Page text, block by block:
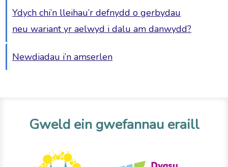
Ydych chi’n lleihau’r defnydd o gerbydau
neu wariant yr aelwyd i dalu am danwydd?
Newdiadau i’n amserlen
Gweld ein gwefannau eraill